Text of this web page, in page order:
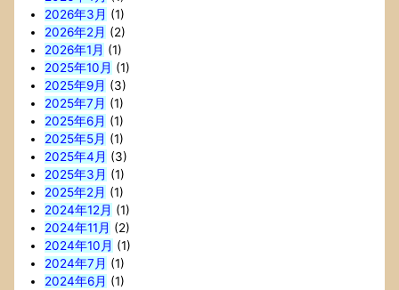
2026年3月 (1)
2026年2月 (2)
2026年1月 (1)
2025年10月 (1)
2025年9月 (3)
2025年7月 (1)
2025年6月 (1)
2025年5月 (1)
2025年4月 (3)
2025年3月 (1)
2025年2月 (1)
2024年12月 (1)
2024年11月 (2)
2024年10月 (1)
2024年7月 (1)
2024年6月 (1)